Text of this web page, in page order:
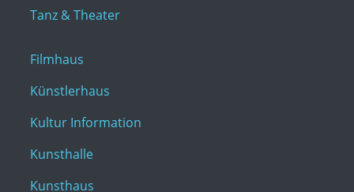
Tanz & Theater
Filmhaus
Künstlerhaus
Kultur Information
Kunsthalle
Kunsthaus